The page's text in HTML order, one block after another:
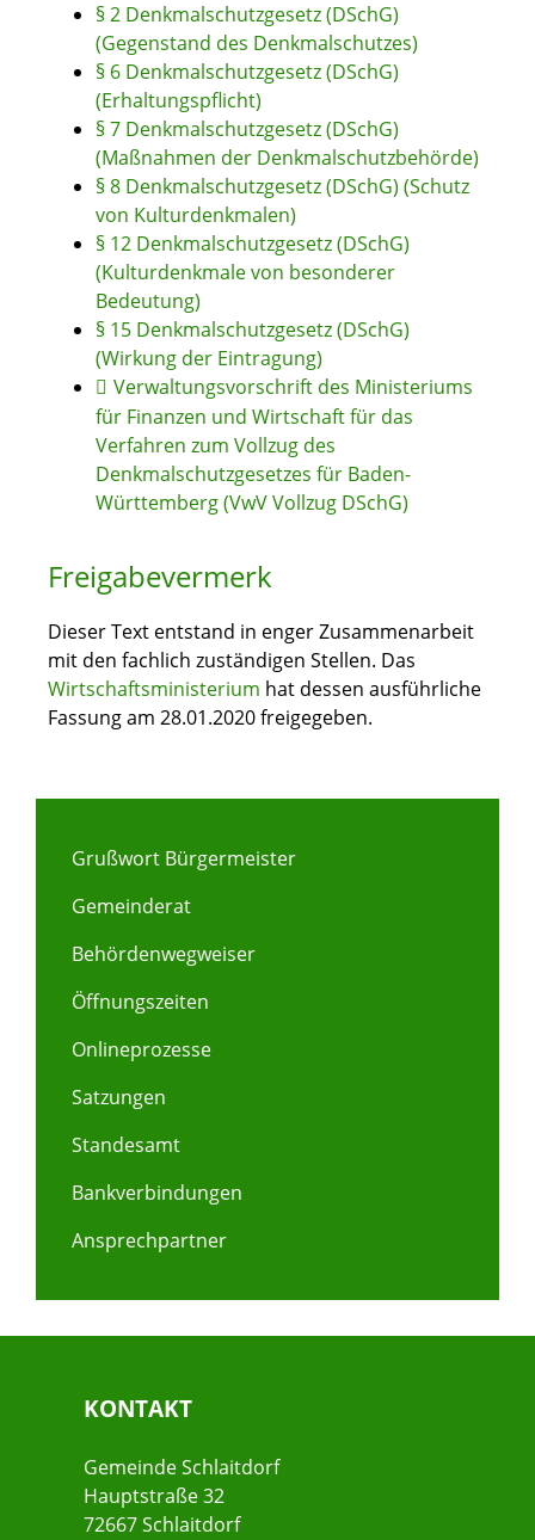
§ 2 Denkmalschutzgesetz (DSchG)
(Gegenstand des Denkmalschutzes)
§ 6 Denkmalschutzgesetz (DSchG)
(Erhaltungspflicht)
§ 7 Denkmalschutzgesetz (DSchG)
(Maßnahmen der Denkmalschutzbehörde)
§ 8 Denkmalschutzgesetz (DSchG) (Schutz
von Kulturdenkmalen)
§ 12 Denkmalschutzgesetz (DSchG)
(Kulturdenkmale von besonderer
Bedeutung)
§ 15 Denkmalschutzgesetz (DSchG)
(Wirkung der Eintragung)
Verwaltungsvorschrift des Ministeriums
für Finanzen und Wirtschaft für das
Verfahren zum Vollzug des
Denkmalschutzgesetzes für Baden-
Württemberg (VwV Vollzug DSchG)
Freigabevermerk
Dieser Text entstand in enger Zusammenarbeit
mit den fachlich zuständigen Stellen. Das
Wirtschaftsministerium hat dessen ausführliche
Fassung am 28.01.2020 freigegeben.
Grußwort Bürgermeister
Gemeinderat
Behördenwegweiser
Öffnungszeiten
Onlineprozesse
Satzungen
Standesamt
Bankverbindungen
Ansprechpartner
KONTAKT
Gemeinde Schlaitdorf
Hauptstraße 32
72667 Schlaitdorf